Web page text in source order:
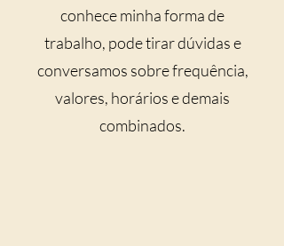
conhece minha forma de
trabalho, pode tirar dúvidas e
conversamos sobre frequência,
valores, horários e demais
combinados.